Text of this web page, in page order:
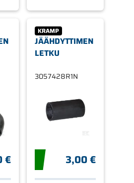
€
KRAMP
JÄÄHDYTTIMEN
LETKU
3057428R1N
3,00 €